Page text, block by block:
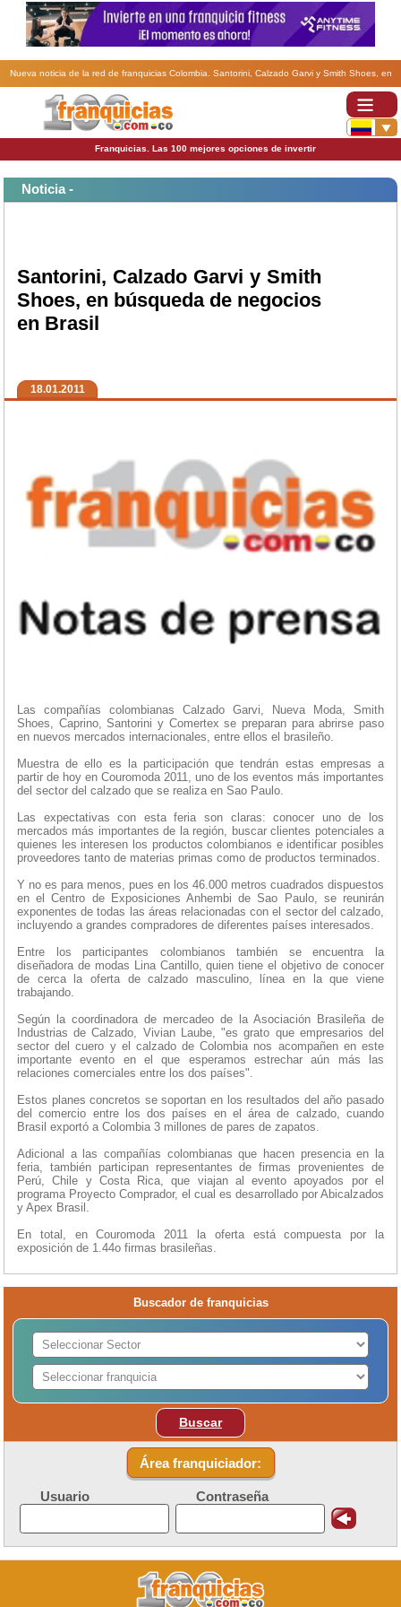
Nueva noticia de la red de franquicias Colombia. Santorini, Calzado Garvi y Smith Shoes, en
búsqueda de negocios en Brasil .
Franquicias. Las 100 mejores opciones de invertir
Noticia -
Santorini, Calzado Garvi y Smith
Shoes, en búsqueda de negocios
en Brasil
18.01.2011
Las compañías colombianas Calzado Garvi, Nueva Moda, Smith
Shoes, Caprino, Santorini y Comertex se preparan para abrirse paso
en nuevos mercados internacionales, entre ellos el brasileño.
Muestra de ello es la participación que tendrán estas empresas a
partir de hoy en Couromoda 2011, uno de los eventos más importantes
del sector del calzado que se realiza en Sao Paulo.
Las expectativas con esta feria son claras: conocer uno de los
mercados más importantes de la región, buscar clientes potenciales a
quienes les interesen los productos colombianos e identificar posibles
proveedores tanto de materias primas como de productos terminados.
Y no es para menos, pues en los 46.000 metros cuadrados dispuestos
en el Centro de Exposiciones Anhembi de Sao Paulo, se reunirán
exponentes de todas las áreas relacionadas con el sector del calzado,
incluyendo a grandes compradores de diferentes países interesados.
Entre los participantes colombianos también se encuentra la
diseñadora de modas Lina Cantillo, quien tiene el objetivo de conocer
de cerca la oferta de calzado masculino, línea en la que viene
trabajando.
Según la coordinadora de mercadeo de la Asociación Brasileña de
Industrias de Calzado, Vivian Laube, "es grato que empresarios del
sector del cuero y el calzado de Colombia nos acompañen en este
importante evento en el que esperamos estrechar aún más las
relaciones comerciales entre los dos países".
Estos planes concretos se soportan en los resultados del año pasado
del comercio entre los dos países en el área de calzado, cuando
Brasil exportó a Colombia 3 millones de pares de zapatos.
Adicional a las compañías colombianas que hacen presencia en la
feria, también participan representantes de firmas provenientes de
Perú, Chile y Costa Rica, que viajan al evento apoyados por el
programa Proyecto Comprador, el cual es desarrollado por Abicalzados
y Apex Brasil.
En total, en Couromoda 2011 la oferta está compuesta por la
exposición de 1.44o firmas brasileñas.
Buscador de franquicias
Buscar
Área franquiciador:
Usuario Contraseña